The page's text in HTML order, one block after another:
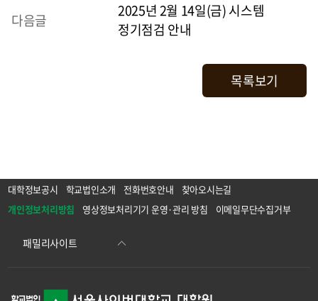
다음글
2025년 2월 14일(금) 시스템
정기점검 안내
목록보기
대학정보공시 학교법인소개 전화번호안내
찾아오시는길
개인정보처리방침
영상정보처리기기 운영·관리 방침 이메일무단수집거부